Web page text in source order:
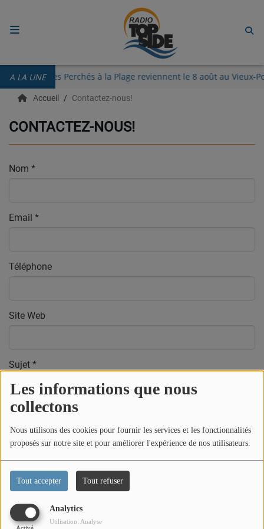
Les informations que nous
collectons
Nous utilisons des cookies pour fournir les services et les fonctionnalités
proposés sur notre site et pour améliorer l'expérience de nos utilisateurs.
Tout accepter Tout refuser
Analytics
Utilisation: Analyse
A LA UNE
Guinguettes des Perchés à la Plage reviennent le 8 août au
RADIO
ECOUTER
RECHERCHE DE TITRES
TÉLÉCHARGER L'APPLICATION.
LIVE DJ
CONTACT
CÔTE D'AZUR
EVÉNEMENTS
CIRCULATION EN TEMPS RÉEL
HIGH-TECH
SANTÉ
Accueil Contactez-nous!
CONTACTEZ-NOUS!
Nom *
Email *
Téléphone
Site Web
Sujet *
Message*